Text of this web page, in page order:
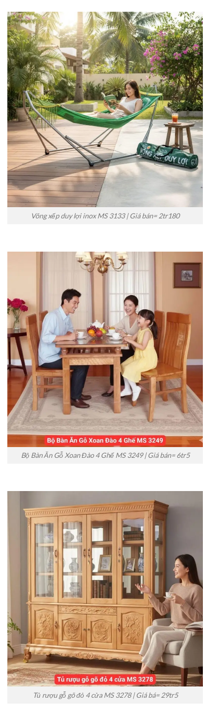
Võng xếp duy lợi inox MS 3133 | Giá bán= 2tr180
Bộ Bàn Ăn Gỗ Xoan Đào 4 Ghế MS 3249 | Giá bán= 6tr5
Tủ rượu gỗ gõ đỏ 4 cửa MS 3278 | Giá bá= 29tr5